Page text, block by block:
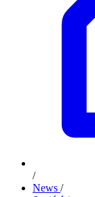
/
News /